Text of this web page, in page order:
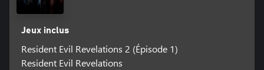
Jeux inclus
Resident Evil Revelations 2 (Épisode 1)
Resident Evil Revelations